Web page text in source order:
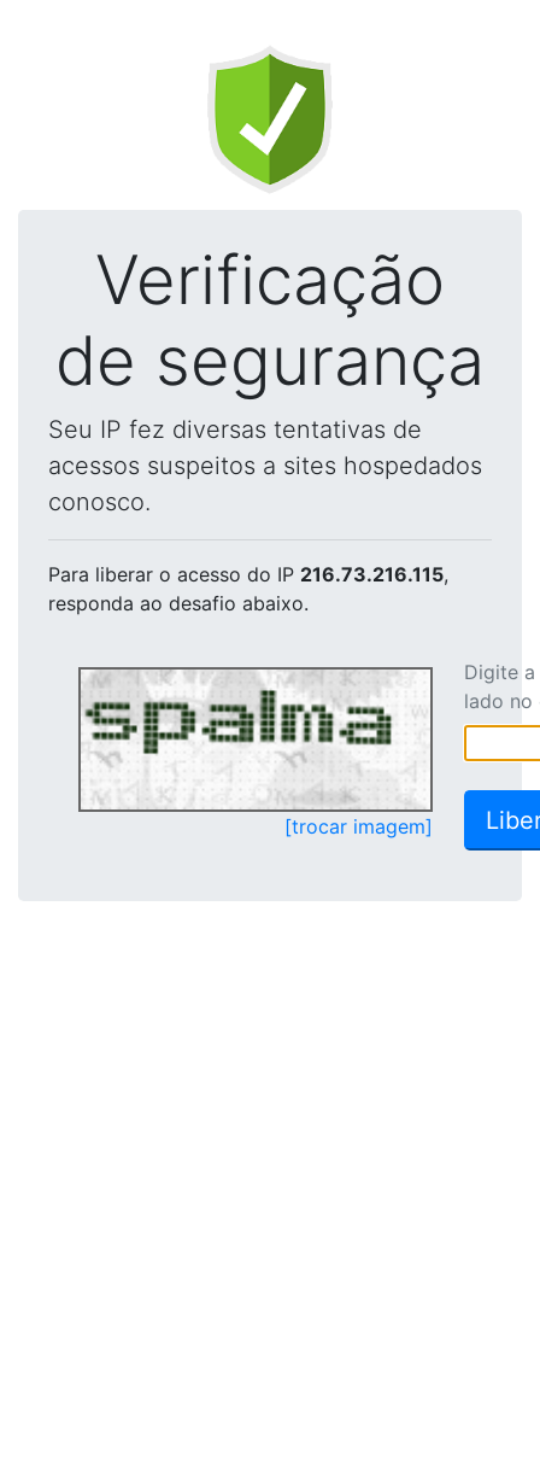
Verificação
de segurança
Seu IP fez diversas tentativas de
acessos suspeitos a sites hospedados
conosco.
Para liberar o acesso do IP 216.73.216.115,
responda ao desafio abaixo.
[trocar imagem]
Digite
lado no